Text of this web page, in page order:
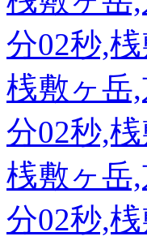
分02秒,
桟敷ヶ岳,
分02秒,
桟敷ヶ岳,
分02秒,